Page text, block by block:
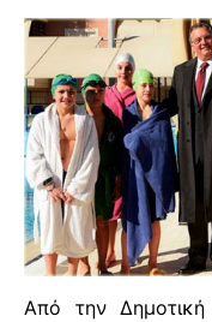
Από την